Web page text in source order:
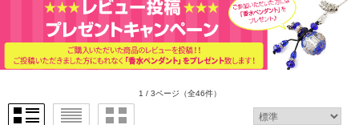
1 / 3ページ （全46件）